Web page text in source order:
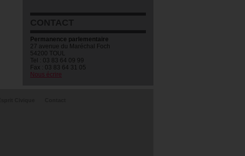
Permanence parlementaire
27 avenue du Maréchal Foch
54200 TOUL
Tel : 03 83 64 09 99
Fax : 03 83 64 31 05
Nous écrire